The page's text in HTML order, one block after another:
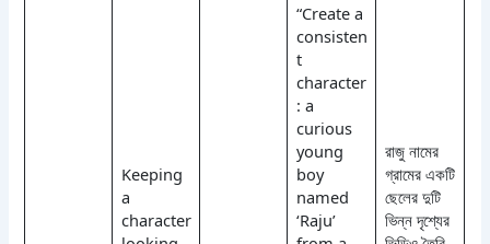
Keeping
a
character
“Create a
consisten
t
character
: a
curious
young
boy
named
‘Raju’
রাজু নামের
গ্রামের একটি
ছেলের দুটি
ভিন্ন দৃশ্যের